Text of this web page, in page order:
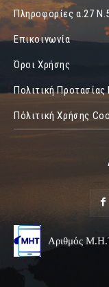
Πληροφορίες α.27
Επικοινωνία
Όροι Χρήσης
Πολιτική
Πόλιτική Χρήσης
Αριθμός